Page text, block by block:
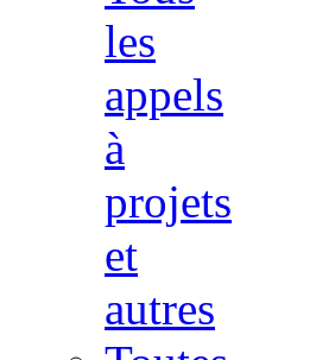
les
appels
à
projets
et
autres